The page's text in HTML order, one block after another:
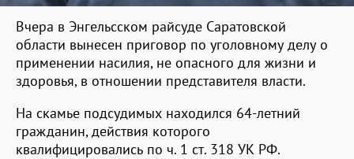
Вчера в Энгельсском райсуде Саратовской
области вынесен приговор по уголовному делу о
применении насилия, не опасного для жизни и
здоровья, в отношении представителя власти.
На скамье подсудимых находился 64-летний
гражданин, действия которого
квалифицировались по ч. 1 ст. 318 УК РФ.